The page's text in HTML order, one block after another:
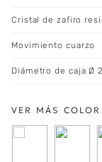
Cristal de zafiro
Movimiento cuarzo
Diámetro de caja Ø